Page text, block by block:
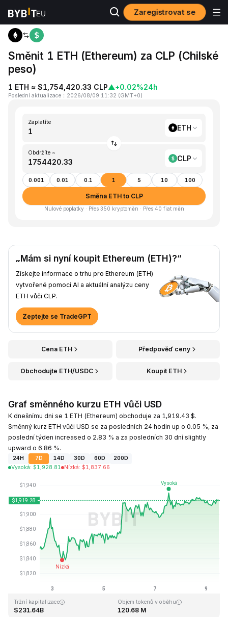
Zaregistrovat se
Domů ETH to CLP
Směnit 1 ETH (Ethereum) za CLP (Chilské
peso)
1 ETH ≈ $1,754,420.33 CLP▲+0.02%24h
Poslední aktualizace ： 2026/08/09 11:32 (GMT+0)
Zaplatíte
ETH
Obdržíte ~
CLP
0.001 0.01 0.1 1 5 10 100
Směna ETH to CLP
Nulové poplatky · Přes 350 kryptoměn · Přes 40 fiat měn
„Mám si nyní koupit Ethereum (ETH)?“
Získejte informace o trhu pro Ethereum (ETH)
vytvořené pomocí AI a aktuální analýzu ceny
ETH vůči CLP.
Zeptejte se TradeGPT
Cena ETH Předpověď ceny
Obchodujte ETH/USDC Koupit ETH
Graf směnného kurzu ETH vůči USD
K dnešnímu dni se 1 ETH (Ethereum) obchoduje za 1,919.43 $.
Směnný kurz ETH vůči USD se za posledních 24 hodin up o 0.05 %, za
poslední týden increased o 2.83 % a za posledních 30 dní slightly
upward o 6.86 %.
24H 7D 14D 30D 60D
200D
Vysoká: $1,928.81 Nízká: $1,837.66
Naposledy aktualizováno: 2026-08-09, 11:32 GMT+0
Tržní kapitalizace
$231.64B
Objem tokenů v oběhu
120.68 M